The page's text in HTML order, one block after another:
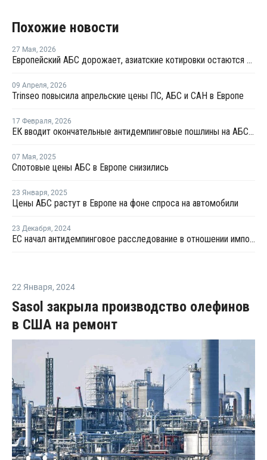
Похожие новости
27 Мая, 2026
Европейский АБС дорожает, азиатские котировки остаются более стабильными
09 Апреля, 2026
Trinseo повысила апрельские цены ПС, АБС и САН в Европе
17 Февраля, 2026
ЕК вводит окончательные антидемпинговые пошлины на АБС-пластик из Южной Кореи и Тайваня
07 Мая, 2025
Спотовые цены АБС в Европе снизились
23 Января, 2025
Цены АБС растут в Европе на фоне спроса на автомобили
23 Декабря, 2024
ЕС начал антидемпинговое расследование в отношении импорта АБС-пластика из Южной Кореи и Тайваня
22 Января, 2024
Sasol закрыла производство олефинов
в США на ремонт